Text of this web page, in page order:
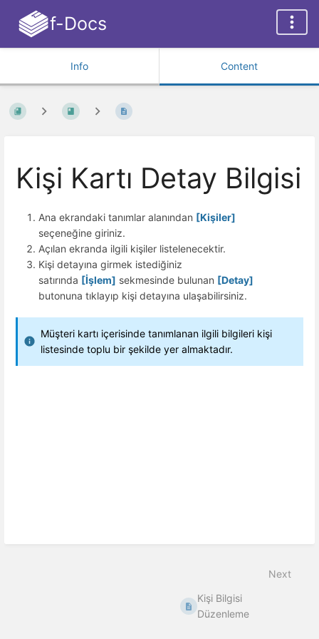
f-Docs
Info Content
Kişi Kartı Detay Bilgisi
Ana ekrandaki tanımlar alanından [Kişiler]
seçeneğine giriniz.
Açılan ekranda ilgili kişiler listelenecektir.
Kişi detayına girmek istediğiniz
satırında [İşlem] sekmesinde bulunan [Detay]
butonuna tıklayıp kişi detayına ulaşabilirsiniz.
Müşteri kartı içerisinde tanımlanan ilgili bilgileri kişi
listesinde toplu bir şekilde yer almaktadır.
Next
Kişi Bilgisi
Düzenleme